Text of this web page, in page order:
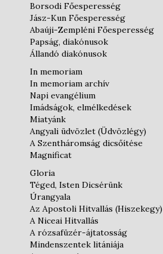
Borsodi Főesperesség
Jász-Kun Főesperesség
Abaúji-Zempléni Főesperesség
Papság, diakónusok
Állandó diakónusok
In memoriam
In memoriam archív
Napi evangélium
Imádságok, elmélkedések
Miatyánk
Angyali üdvözlet (Üdvözlégy)
A Szentháromság dicsőítése
Magnificat
Gloria
Téged, Isten Dicsérünk
Úrangyala
Az Apostoli Hitvallás (Hiszekegy)
A Niceai Hitvallás
A rózsafüzér-ájtatosság
Mindenszentek litániája